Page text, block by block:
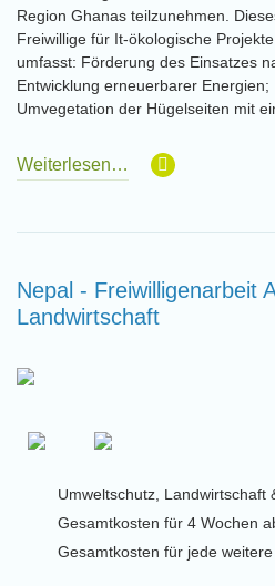
Region Ghanas teilzunehmen.
Freiwillige für It-ökologische
umfasst: Förderung des Einsatzes
Entwicklung erneuerbarer Energien;
Umvegetation der Hügelseiten mit
Weiterlesen…
Nepal - Freiwilligenarbeit
Landwirtschaft
Umweltschutz, Landwirtschaft
Gesamtkosten für 4 Wochen
Gesamtkosten für jede